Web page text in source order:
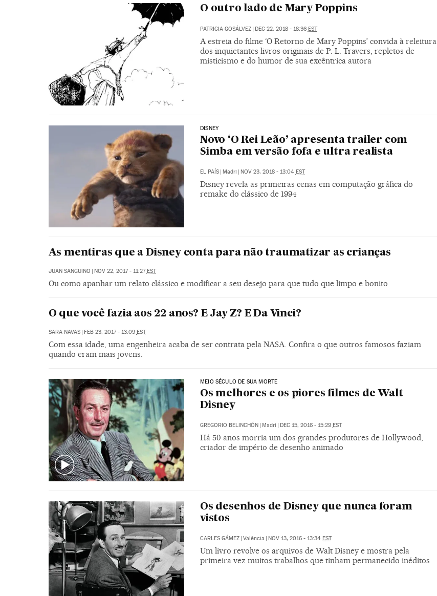
O outro lado de Mary Poppins
PATRICIA GOSÁLVEZ DEC 22, 2018 - 18:36 EST
A estreia do filme ‘O Retorno de Mary Poppins’ convida à releitura
dos inquietantes livros originais de P. L. Travers, repletos de
misticismo e do humor de sua excêntrica autora
DISNEY
Novo ‘O Rei Leão’ apresenta trailer com
Simba em versão fofa e ultra realista
EL PAÍS | Madri | NOV 23, 2018 - 13:04 EST
Disney revela as primeiras cenas em computação gráfica do
remake do clássico de 1994
As mentiras que a Disney conta para não traumatizar as crianças
JUAN SANGUINO NOV 22, 2017 - 11:27 EST
Ou como apanhar um relato clássico e modificar a seu desejo para que tudo que limpo e bonito
O que você fazia aos 22 anos? E Jay Z? E Da Vinci?
SARA NAVAS FEB 23, 2017 - 13:09 EST
Com essa idade, uma engenheira acaba de ser contrata pela NASA. Confira o que outros famosos faziam
quando eram mais jovens.
MEIO SÉCULO DE SUA MORTE
Os melhores e os piores filmes de Walt
Disney
GREGORIO BELINCHÓN Madri DEC 15, 2016 - 15:29 EST
Há 50 anos morria um dos grandes produtores de Hollywood,
criador de império de desenho animado
Os desenhos de Disney que nunca foram
vistos
CARLES GÁMEZ Valência NOV 13, 2016 - 13:34 EST
Um livro revolve os arquivos de Walt Disney e mostra pela
primeira vez muitos trabalhos que tinham permanecido inéditos